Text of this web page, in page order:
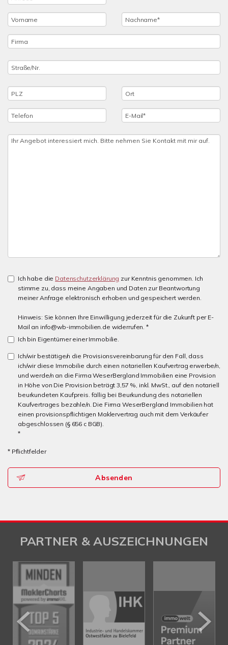
Ich habe die Datenschutzerklärung zur Kenntnis genommen. Ich
stimme zu, dass meine Angaben und Daten zur Beantwortung
meiner Anfrage elektronisch erhoben und gespeichert werden.
Hinweis: Sie können Ihre Einwilligung jederzeit für die Zukunft per E-
Mail an info@wb-immobilien.de widerrufen. *
Ich bin Eigentümer einer Immobilie.
Ich/wir bestätige/n die Provisionsvereinbarung für den Fall, dass
ich/wir diese Immobilie durch einen notariellen Kaufvertrag erwerbe/n,
und werde/n an die Firma WeserBergland Immobilien eine Provision
in Höhe von Die Provision beträgt 3,57 %, inkl. MwSt., auf den notariell
beurkundeten Kaufpreis. fällig bei Beurkundung des notariellen
Kaufvertrages bezahle/n. Die Firma WeserBergland Immobilien hat
einen provisionspflichtigen Maklervertrag auch mit dem Verkäufer
abgeschlossen (§ 656 c BGB).
*
* Pflichtfelder
Absenden
PARTNER & AUSZEICHNUNGEN